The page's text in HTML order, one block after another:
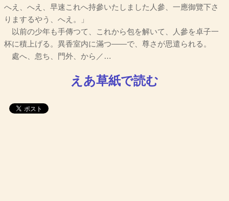
へえ、へえ、早速これへ持參いたしました人參、一應御覽下さ
りまするやう、へえ。」
以前の少年も手傳つて、これから包を解いて、人參を卓子一
杯に積上げる。異香室内に滿つ――で、尊さが思遣られる。
處へ、忽ち、門外、から／…
えあ草紙で読む